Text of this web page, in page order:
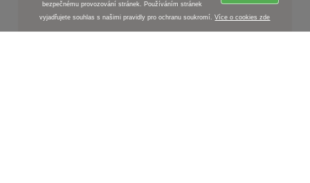
bezpečnému provozování stránek. Používáním stránek
vyjadřujete souhlas s našimi pravidly pro ochranu soukromí.Více o cookies zde